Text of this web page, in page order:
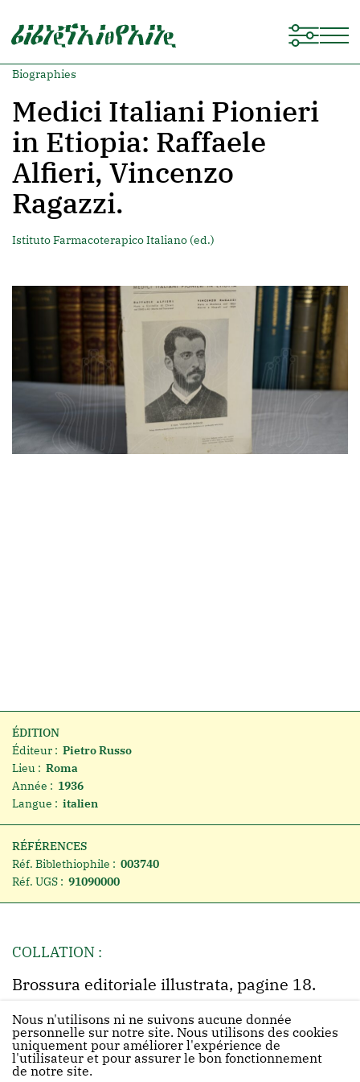
Biographies
Medici Italiani Pionieri
in Etiopia: Raffaele
Alfieri, Vincenzo
Ragazzi.
Istituto Farmacoterapico Italiano (ed.)
ÉDITION
Éditeur : Pietro Russo
Lieu : Roma
Année : 1936
Langue : italien
RÉFÉRENCES
Réf. Biblethiophile : 003740
Réf. UGS : 91090000
COLLATION :
Brossura editoriale illustrata, pagine 18.
Nous n'utilisons ni ne suivons aucune donnée
personnelle sur notre site. Nous utilisons des cookies
uniquement pour améliorer l'expérience de
l'utilisateur et pour assurer le bon fonctionnement
de notre site.